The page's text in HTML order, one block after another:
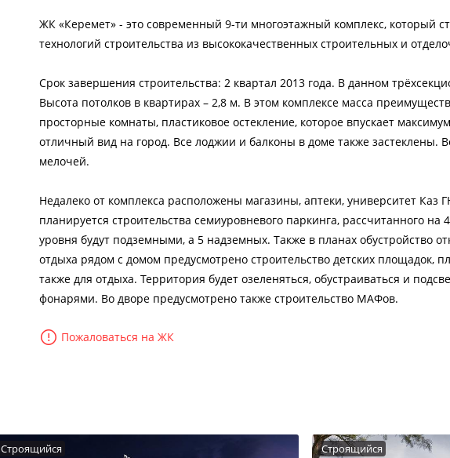
ЖК «Керемет» - это современный 9-ти многоэтажный комплекс, который
технологий строительства из высококачественных строительных и
Срок завершения строительства: 2 квартал 2013 года. В данном
Высота потолков в квартирах – 2,8 м. В этом комплексе масса
просторные комнаты, пластиковое остекление, которое впускает
отличный вид на город. Все лоджии и балконы в доме также застеклены.
мелочей.
Недалеко от комплекса расположены магазины, аптеки, университет Каз
планируется строительства семиуровневого паркинга, рассчитанного на
уровня будут подземными, а 5 надземных. Также в планах обустройство
отдыха рядом с домом предусмотрено строительство детских площадок,
также для отдыха. Территория будет озеленяться, обустраиваться и
фонарями. Во дворе предусмотрено также строительство МАФов.
Пожаловаться на ЖК
Строящийся Строящийся